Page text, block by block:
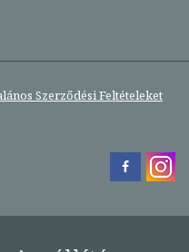
Szerződési Feltételeket